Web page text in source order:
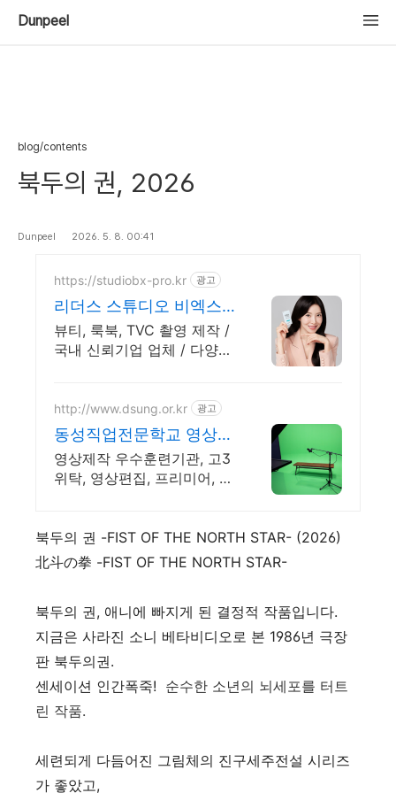
Dunpeel
blog/contents
북두의 권, 2026
Dunpeel 2026. 5. 8. 00:41
https://studiobx-pro.kr 광고
리더스 스튜디오 비엑스
브랜드 필름 무료 서비스
뷰티, 룩북, TVC 촬영 제작 /
국내 신뢰기업 업체 / 다양한
http://www.dsung.or.kr 광고
동성직업전문학교 영상제
작 최신 AI활용 기능 습득
영상제작 우수훈련기관, 고3
위탁, 영상편집, 프리미어, 에
우는 영상, 기업이 원하는 실
무능력 완성
북두의 권 -FIST OF THE NORTH STAR- (2026)
北斗の拳 -FIST OF THE NORTH STAR-
북두의 권, 애니에 빠지게 된 결정적 작품입니다.
지금은 사라진 소니 베타비디오로 본 1986년 극장
판 북두의권.
센세이션 인간폭죽! 순수한 소년의 뇌세포를 터트
린 작품.
세련되게 다듬어진 그림체의 진구세주전설 시리즈
가 좋았고,